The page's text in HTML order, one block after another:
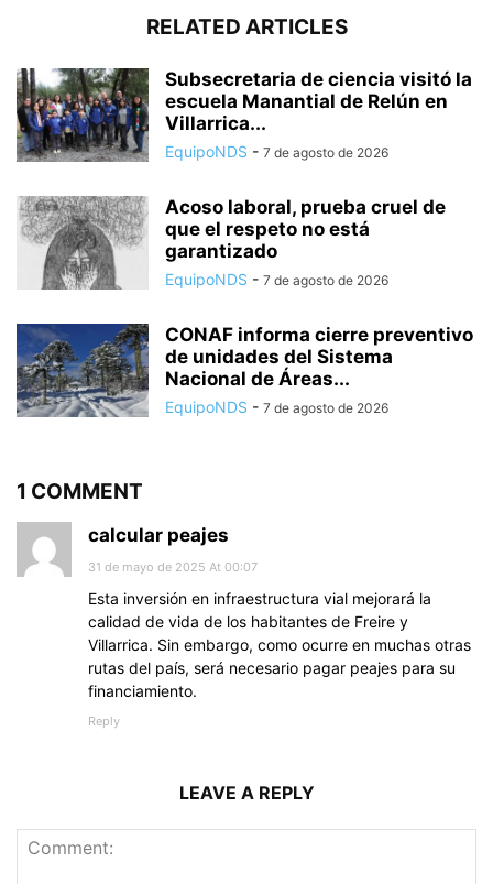
RELATED ARTICLES
Subsecretaria de ciencia visitó la
escuela Manantial de Relún en
Villarrica...
EquipoNDS - 7 de agosto de 2026
Acoso laboral, prueba cruel de
que el respeto no está
garantizado
EquipoNDS - 7 de agosto de 2026
CONAF informa cierre preventivo
de unidades del Sistema
Nacional de Áreas...
EquipoNDS - 7 de agosto de 2026
1 COMMENT
calcular peajes
31 de mayo de 2025 At 00:07
Esta inversión en infraestructura vial mejorará la
calidad de vida de los habitantes de Freire y
Villarrica. Sin embargo, como ocurre en muchas otras
rutas del país, será necesario pagar peajes para su
financiamiento.
Reply
LEAVE A REPLY